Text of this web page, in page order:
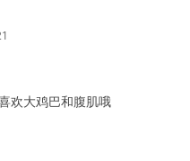
欢大鸡巴和腹肌哦